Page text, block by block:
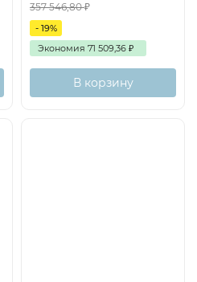
357 546,80₽
- 19%
Экономия 71 509,36 ₽
В корзину